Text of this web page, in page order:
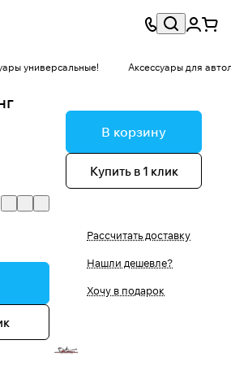
универсальные! Аксессуары для
В корзину
Купить в 1 клик
Рассчитать доставку
Нашли дешевле?
Хочу в подарок